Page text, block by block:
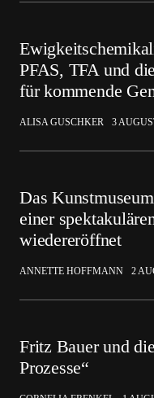
PFAS, TFA und
für kommende
ALISA GUSCHKER 3
Das
einer
wiedereröffnet
ANNETTE HOFFMANN 2
Fritz Bauer und
Prozesse“